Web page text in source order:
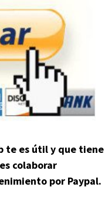
te es útil y que tiene
colaborar
por Paypal.